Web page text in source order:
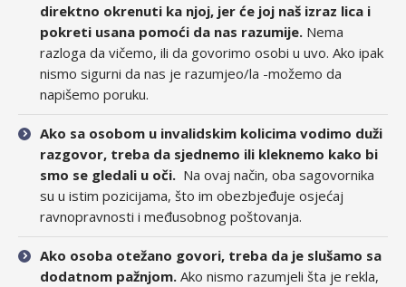
direktno okrenuti ka njoj, jer će joj naš izraz lica i
pokreti usana pomoći da nas razumije. Nema
razloga da vičemo, ili da govorimo osobi u uvo. Ako ipak
nismo sigurni da nas je razumjeo/la -možemo da
napišemo poruku.
Ako sa osobom u invalidskim kolicima vodimo duži
razgovor, treba da sjednemo ili kleknemo kako bi
smo se gledali u oči. Na ovaj način, oba sagovornika
su u istim pozicijama, što im obezbjeđuje osjećaj
ravnopravnosti i međusobnog poštovanja.
Ako osoba otežano govori, treba da je slušamo sa
dodatnom pažnjom. Ako nismo razumjeli šta je rekla,